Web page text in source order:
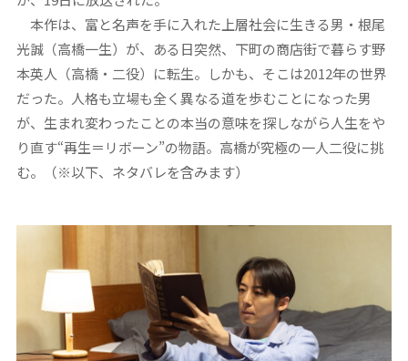
本作は、富と名声を手に入れた上層社会に生きる男・根尾
光誠（高橋一生）が、ある日突然、下町の商店街で暮らす野
本英人（高橋・二役）に転生。しかも、そこは2012年の世界
だった。人格も立場も全く異なる道を歩むことになった男
が、生まれ変わったことの本当の意味を探しながら人生をや
り直す“再生＝リボーン”の物語。高橋が究極の一人二役に挑
む。（※以下、ネタバレを含みます）